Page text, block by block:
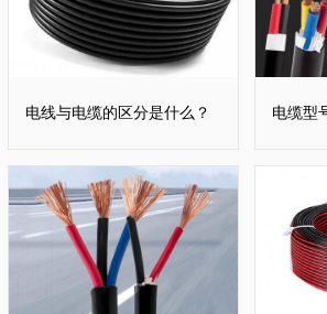
电线与电缆的区分是什么？ 电缆型